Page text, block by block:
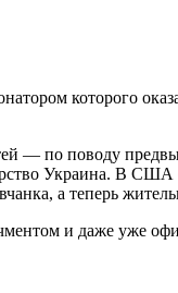
которого
— по поводу
Украина. В
а теперь
и даже уже